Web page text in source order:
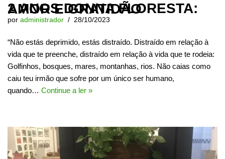
2 ANOS DONNA FLORESTA: AMOR E GRATIDÃO
por administrador 28/10/2023
“Não estás deprimido, estás distraído. Distraído em relação à
vida que te preenche, distraído em relação à vida que te rodeia:
Golfinhos, bosques, mares, montanhas, rios. Não caias como
caiu teu irmão que sofre por um único ser humano,
quando… Continue a ler »